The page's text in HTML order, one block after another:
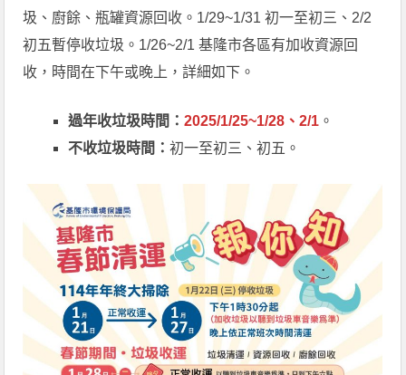
圾、廚餘、瓶罐資源回收。1/29~1/31 初一至初三、2/2
初五暫停收垃圾。1/26~2/1 基隆市各區有加收資源回
收，時間在下午或晚上，詳細如下。
過年收垃圾時間：2025/1/25~1/28、2/1 。
不收垃圾時間：初一至初三、初五。